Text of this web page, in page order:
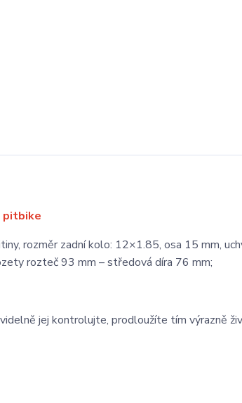
pitbike
rozměr zadní kolo: 12×1.85, osa 15 mm,
rozteč 93 mm – středová díra 76 mm;
jej kontrolujte, prodloužíte tím výrazně